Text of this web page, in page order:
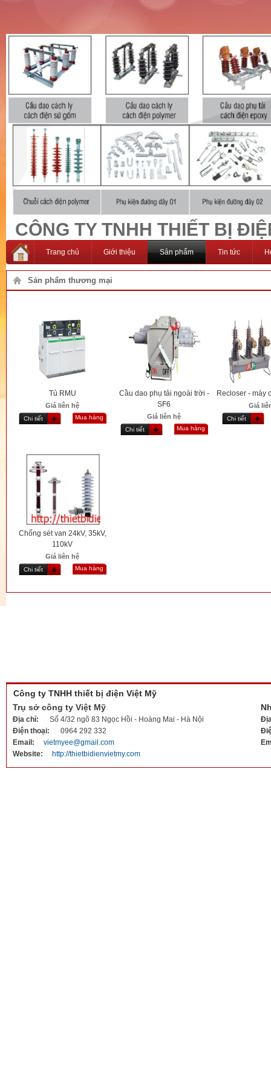
CÔNG TY TNHH THIẾT BỊ
Trang chủ Giới thiệu Sản phẩm Tin tức
Sản phẩm thương mại
Tủ RMU
Giá liên hệ
Chi tiết Mua hàng
Cầu dao phụ tải ngoài trời -
SF6
Giá liên hệ
Chi tiết Mua hàng
Recloser - máy
Giá
Chi tiết
Chống sét van 24kV, 35kV,
110kV
Giá liên hệ
Chi tiết Mua hàng
Công ty TNHH thiết bị điện Việt Mỹ
Trụ sở công ty Việt Mỹ
Địa chỉ:
Số 4/32 ngõ 83 Ngọc Hồi - Hoàng Mai - Hà Nội
Điện thoại:
0964 292 332
Email:
vietmyee@gmail.com
Website:
http://thietbidienvietmy.com